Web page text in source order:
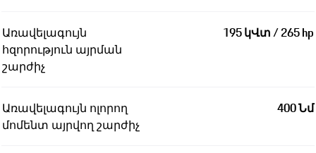
Առավելագույն
հզորություն այրման
շարժիչ
195 կՎտ / 265 hp
Առավելագույն ոլորող
մոմենտ այրվող շարժիչ
400 Նմ